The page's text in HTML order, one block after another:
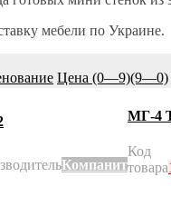
мебели по Украине.
Цена (0—9)(9—0)
Компанит
МГ-4
Код
товара